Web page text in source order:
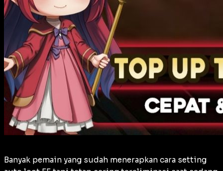
Banyak pemain yang sudah menerapkan cara setting